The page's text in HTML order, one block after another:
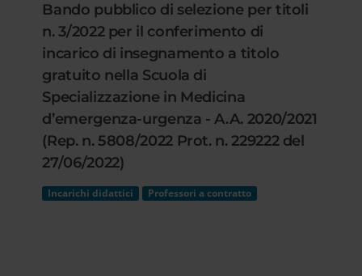
Bando pubblico di selezione per titoli
n. 3/2022 per il conferimento di
incarico di insegnamento a titolo
gratuito nella Scuola di
Specializzazione in Medicina
d’emergenza-urgenza - A.A. 2020/2021
(Rep. n. 5808/2022 Prot. n. 229222 del
27/06/2022)
Incarichi didattici Professori a contratto